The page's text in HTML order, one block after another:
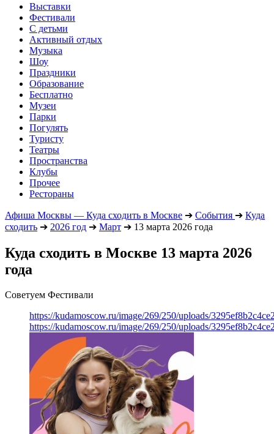
Выставки
Фестивали
С детьми
Активный отдых
Музыка
Шоу
Праздники
Образование
Бесплатно
Музеи
Парки
Погулять
Туристу
Театры
Пространства
Клубы
Прочее
Рестораны
Афиша Москвы — Куда сходить в Москве ➔ События ➔ Куда
сходить ➔ 2026 год ➔ Март ➔ 13 марта 2026 года
Куда сходить в Москве 13 марта 2026
года
Советуем Фестивали
https://kudamoscow.ru/image/269/250/uploads/
https://kudamoscow.ru/image/269/250/uploads/